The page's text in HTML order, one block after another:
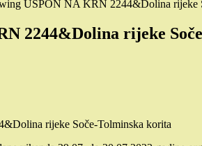
2244&Dolina rijeke
rijeke Soče-Tolminska korita